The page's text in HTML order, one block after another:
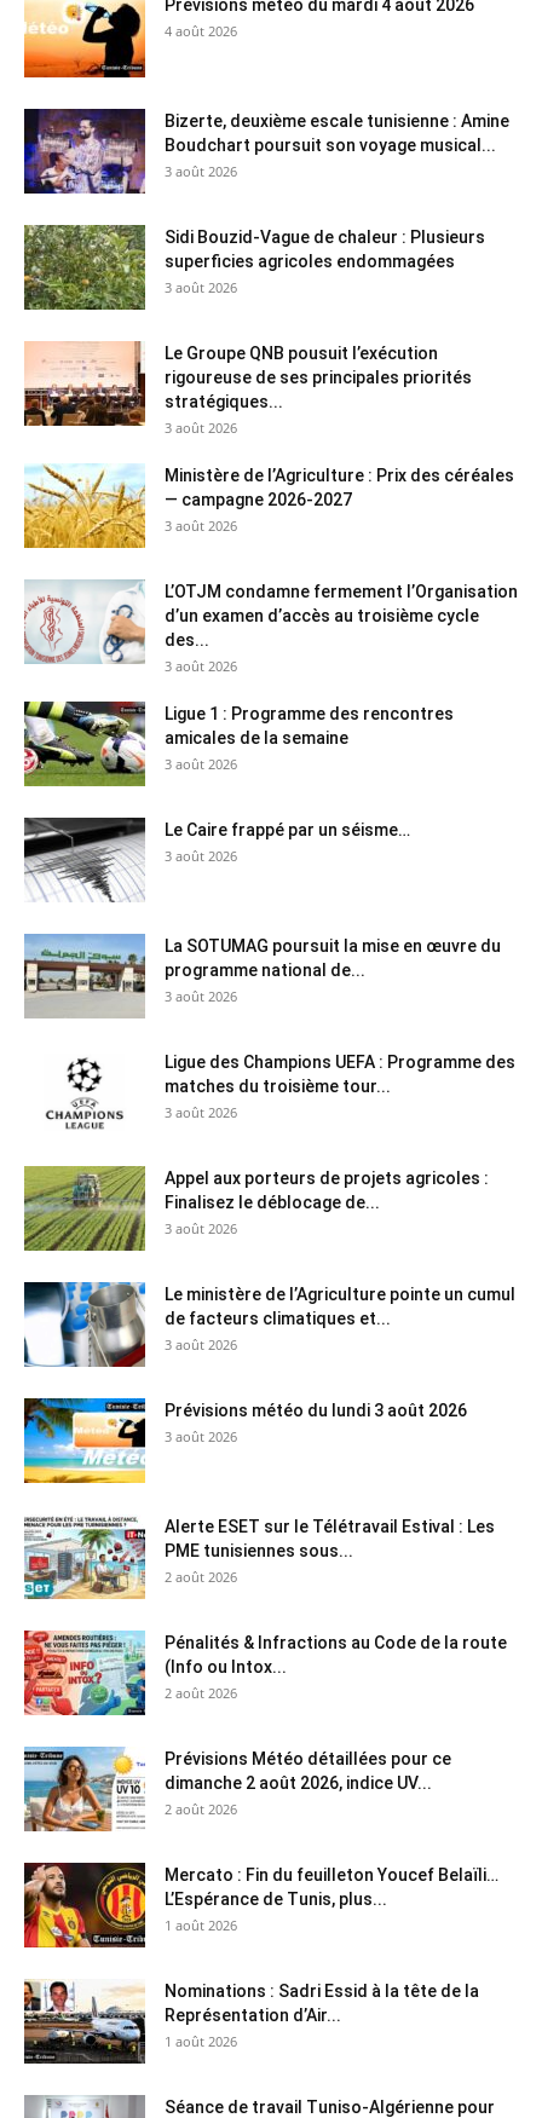
Prévisions météo du mardi 4 août 2026
4 août 2026
Bizerte, deuxième escale tunisienne : Amine
Boudchart poursuit son voyage musical...
3 août 2026
Sidi Bouzid-Vague de chaleur : Plusieurs
superficies agricoles endommagées
3 août 2026
Le Groupe QNB pousuit l’exécution
rigoureuse de ses principales priorités
stratégiques...
3 août 2026
Ministère de l’Agriculture : Prix des céréales
— campagne 2026-2027
3 août 2026
L’OTJM condamne fermement l’Organisation
d’un examen d’accès au troisième cycle
des...
3 août 2026
Ligue 1 : Programme des rencontres
amicales de la semaine
3 août 2026
Le Caire frappé par un séisme…
3 août 2026
La SOTUMAG poursuit la mise en œuvre du
programme national de...
3 août 2026
Ligue des Champions UEFA : Programme des
matches du troisième tour...
3 août 2026
Appel aux porteurs de projets agricoles :
Finalisez le déblocage de...
3 août 2026
Le ministère de l’Agriculture pointe un cumul
de facteurs climatiques et...
3 août 2026
Prévisions météo du lundi 3 août 2026
3 août 2026
Alerte ESET sur le Télétravail Estival : Les
PME tunisiennes sous...
2 août 2026
Pénalités & Infractions au Code de la route
(Info ou Intox...
2 août 2026
Prévisions Météo détaillées pour ce
dimanche 2 août 2026, indice UV...
2 août 2026
Mercato : Fin du feuilleton Youcef Belaïli…
L’Espérance de Tunis, plus...
1 août 2026
Nominations : Sadri Essid à la tête de la
Représentation d’Air...
1 août 2026
Séance de travail Tuniso-Algérienne pour